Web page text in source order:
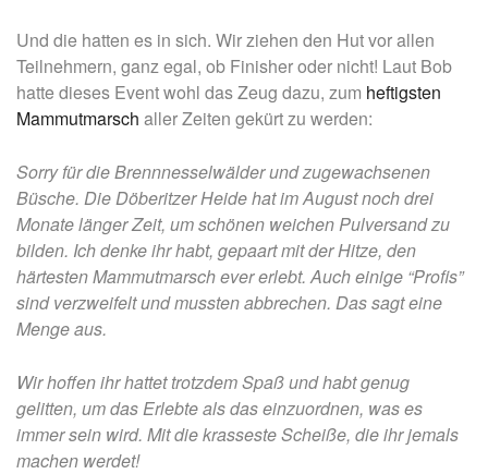
Und die hatten es in sich. Wir ziehen den Hut vor allen
Teilnehmern, ganz egal, ob Finisher oder nicht! Laut Bob
hatte dieses Event wohl das Zeug dazu, zum heftigsten
Mammutmarsch aller Zeiten gekürt zu werden:
Sorry für die Brennnesselwälder und zugewachsenen
Büsche. Die Döberitzer Heide hat im August noch drei
Monate länger Zeit, um schönen weichen Pulversand zu
bilden. Ich denke ihr habt, gepaart mit der Hitze, den
härtesten Mammutmarsch ever erlebt. Auch einige “Profis”
sind verzweifelt und mussten abbrechen. Das sagt eine
Menge aus.
Wir hoffen ihr hattet trotzdem Spaß und habt genug
gelitten, um das Erlebte als das einzuordnen, was es
immer sein wird. Mit die krasseste Scheiße, die ihr jemals
machen werdet!